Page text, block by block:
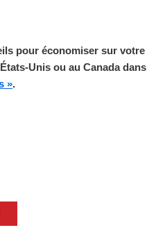
pour économiser sur votre
Unis ou au Canada dans
».